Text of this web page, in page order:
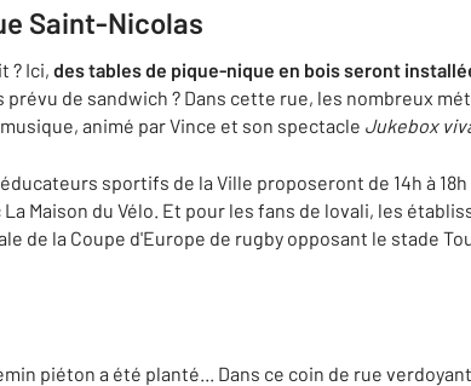
Saint-Nicolas
? Ici, des tables de pique-nique en bois seront
prévu de sandwich ? Dans cette rue, les nombreux
animé par Vince et son spectacle Jukebox
sportifs de la Ville proposeront de 14h à
Maison du Vélo. Et pour les fans de lovali, les
de la Coupe d'Europe de rugby opposant le stade
piéton a été planté... Dans ce coin de rue